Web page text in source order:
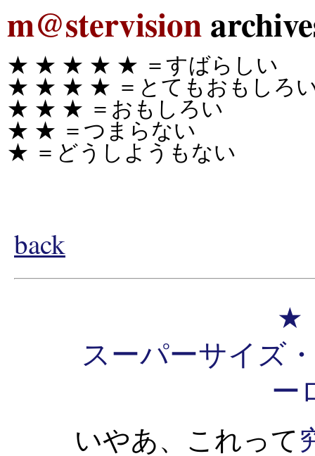
m@stervision
★ ★ ★ ★ ★ ＝すばらしい
★ ★ ★ ★ ＝とてもおもしろ
★ ★ ★ ＝おもしろい
★ ★ ＝つまらない
★ ＝どうしようもない
back
スーパーサイズ
ー
いやあ、これって